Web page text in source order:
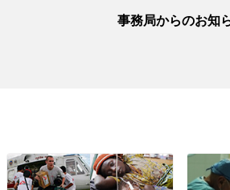
事務局からのお知